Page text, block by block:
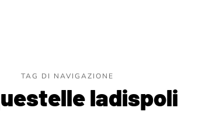
TAG DI NAVIGAZIONE
ladispoli